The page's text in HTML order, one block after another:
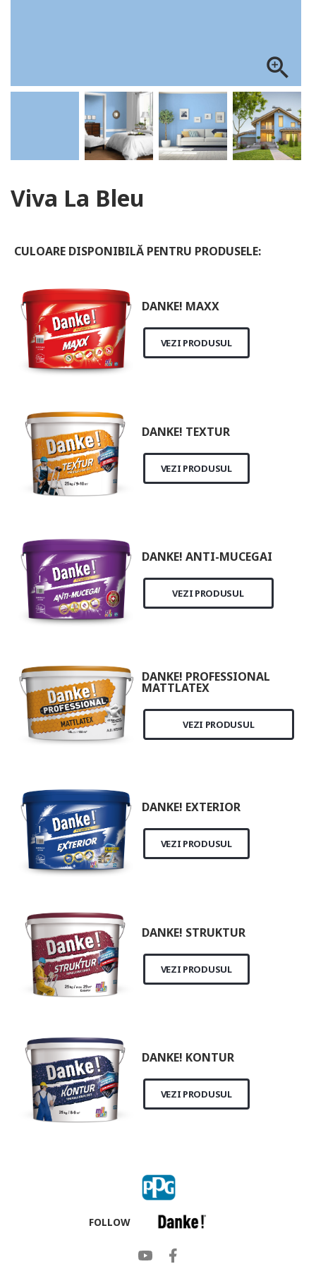
zoom_in
Viva La Bleu
CULOARE DISPONIBILĂ PENTRU PRODUSELE:
DANKE! MAXX
VEZI PRODUSUL
DANKE! TEXTUR
VEZI PRODUSUL
DANKE! ANTI-MUCEGAI
VEZI PRODUSUL
DANKE! PROFESSIONAL
MATTLATEX
VEZI PRODUSUL
DANKE! EXTERIOR
VEZI PRODUSUL
DANKE! STRUKTUR
VEZI PRODUSUL
DANKE! KONTUR
VEZI PRODUSUL
FOLLOW